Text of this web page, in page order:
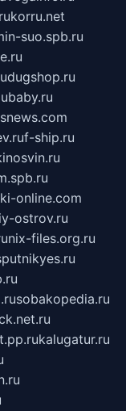
korru.net
suo.spb.ru
dugshop.ru
f-ship.ru
online.com
ostrov.ru
nix-files.org.ru
sobakopedia.ru
kalugatur.ru